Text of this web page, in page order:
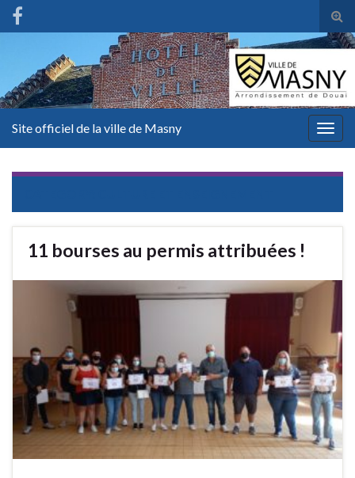
Site officiel de la ville de Masny
11 bourses au permis attribuées !